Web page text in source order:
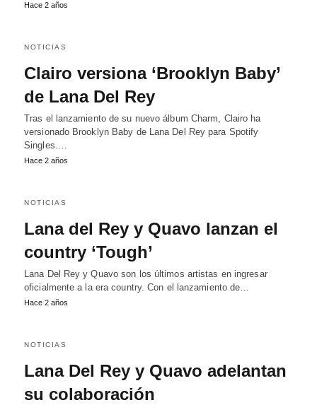
Hace 2 años
NOTICIAS
Clairo versiona ‘Brooklyn Baby’
de Lana Del Rey
Tras el lanzamiento de su nuevo álbum Charm, Clairo ha
versionado Brooklyn Baby de Lana Del Rey para Spotify
Singles.…
Hace 2 años
NOTICIAS
Lana del Rey y Quavo lanzan el
country ‘Tough’
Lana Del Rey y Quavo son los últimos artistas en ingresar
oficialmente a la era country. Con el lanzamiento de…
Hace 2 años
NOTICIAS
Lana Del Rey y Quavo adelantan
su colaboración